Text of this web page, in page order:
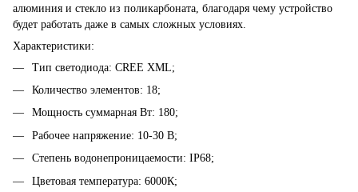
алюминия и стекло из поликарбоната, благодаря чему устройство
будет работать даже в самых сложных условиях.
Характеристики:
Тип светодиода: CREE XML;
Количество элементов: 18;
Мощность суммарная Вт: 180;
Рабочее напряжение: 10-30 В;
Степень водонепроницаемости: IP68;
Цветовая температура: 6000К;